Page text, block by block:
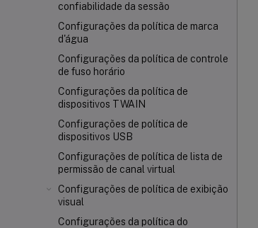
confiabilidade da sessão
Configurações da política de marca
d'água
Configurações da política de controle
de fuso horário
Configurações da política de
dispositivos TWAIN
Configurações de política de
dispositivos USB
Configurações de política de lista de
permissão de canal virtual
Configurações de política de exibição
visual
Configurações da política do